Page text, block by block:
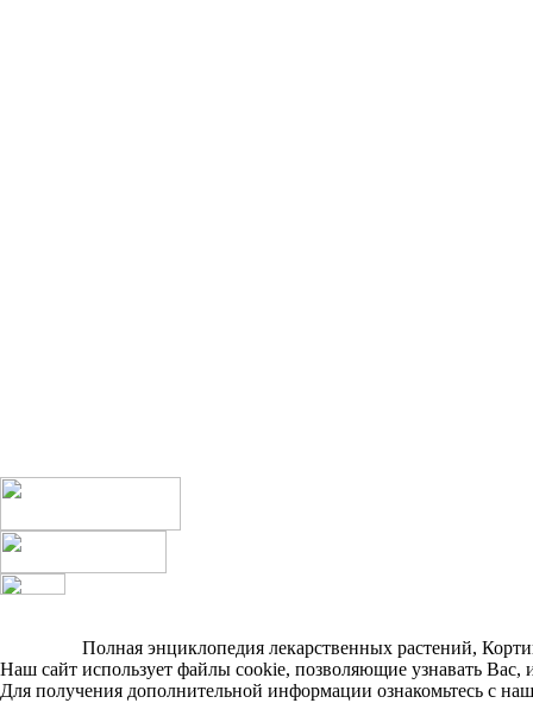
Полная энциклопедия лекарственных растений,
Наш сайт использует файлы cookie, позволяющие узнавать Вас,
Для получения дополнительной информации ознакомьтесь с